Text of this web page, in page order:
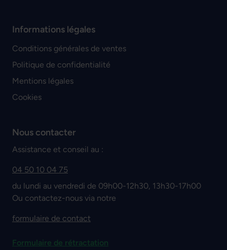
Informations légales
Conditions générales de ventes
Politique de confidentialité
Mentions légales
Cookies
Nous contacter
Assistance et conseil au :
04 50 10 04 75
du lundi au vendredi de 09h00-12h30, 13h30-17h00
Ou contactez-nous via notre
formulaire de contact
Formulaire de rétractation